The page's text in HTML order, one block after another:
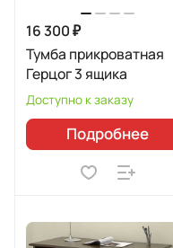
16 300 ₽
Тумба прикроватная
Герцог 3 ящика
Доступно к заказу
Подробнее